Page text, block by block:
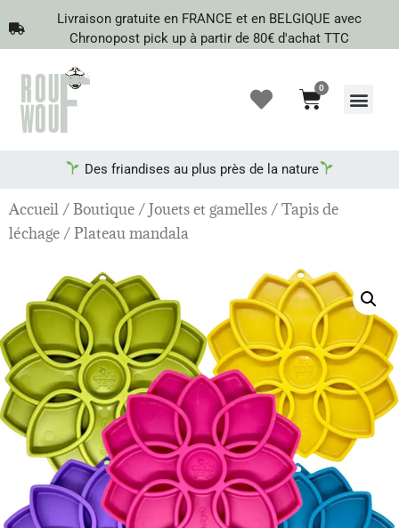
Livraison gratuite en FRANCE et en BELGIQUE avec
Chronopost pick up à partir de 80€ d'achat TTC
0
Des friandises au plus près de la nature
Accueil /Boutique /Jouets et gamelles /Tapis de
léchage / Plateau mandala